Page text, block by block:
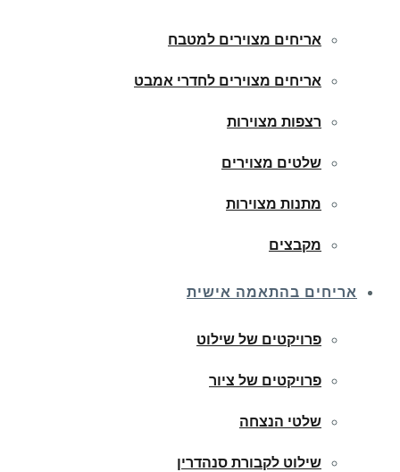
אריחים מצוירים למטבח
אריחים מצוירים לחדרי אמבט
רצפות מצוירות
שלטים מצוירים
מתנות מצוירות
מקבצים
אריחים בהתאמה אישית
פרויקטים של שילוט
פרויקטים של ציור
שלטי הנצחה
שילוט לקבורת סנהדרין